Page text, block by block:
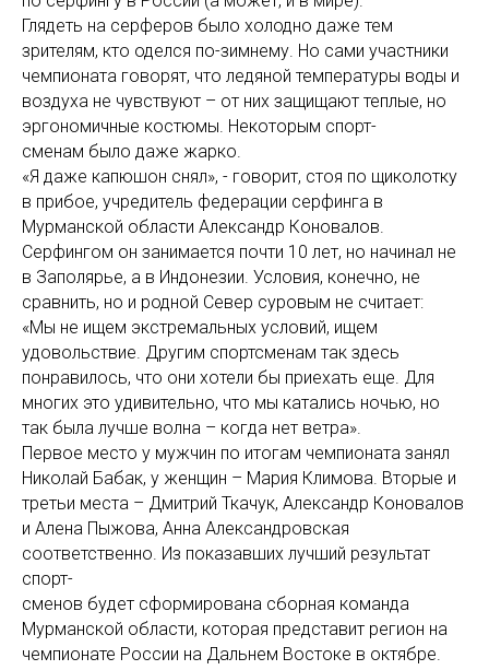
Глядеть на серферов было холодно даже тем
зрителям, кто оделся по-зимнему. Но сами участники
чемпионата говорят, что ледяной температуры воды и
воздуха не чувствуют – от них защищают теплые, но
эргономичные костюмы. Некоторым спорт-
сменам было даже жарко.
«Я даже капюшон снял», - говорит, стоя по щиколотку
в прибое, учредитель федерации серфинга в
Мурманской области Александр Коновалов.
Серфингом он занимается почти 10 лет, но начинал не
в Заполярье, а в Индонезии. Условия, конечно, не
сравнить, но и родной Север суровым не считает:
«Мы не ищем экстремальных условий, ищем
удовольствие. Другим спортсменам так здесь
понравилось, что они хотели бы приехать еще. Для
многих это удивительно, что мы катались ночью, но
так была лучше волна – когда нет ветра».
Первое место у мужчин по итогам чемпионата занял
Николай Бабак, у женщин – Мария Климова. Вторые и
третьи места – Дмитрий Ткачук, Александр Коновалов
и Алена Пыжова, Анна Александровская
соответственно. Из показавших лучший результат
спорт-
сменов будет сформирована сборная команда
Мурманской области, которая представит регион на
чемпионате России на Дальнем Востоке в октябре.